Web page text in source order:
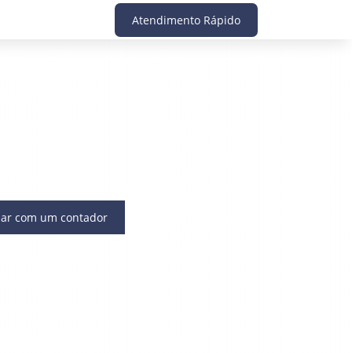
Atendimento Rápido
com um contador